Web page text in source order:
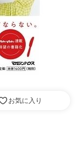
お気に入り